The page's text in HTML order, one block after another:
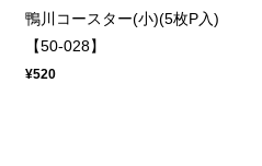
鴨川コースター(小)(5枚P入)
【50-028】
¥520